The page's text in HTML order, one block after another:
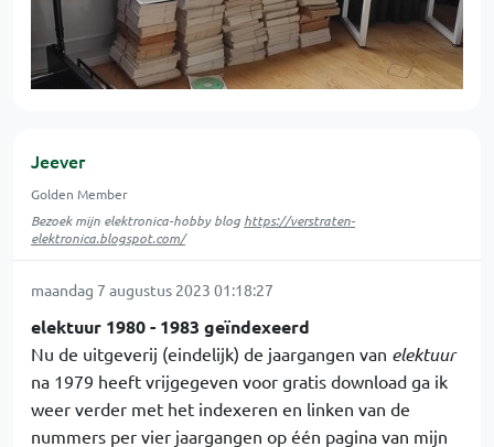
Jeever
Golden Member
Bezoek mijn elektronica-hobby blog https://verstraten-
elektronica.blogspot.com/
maandag 7 augustus 2023 01:18:27
elektuur 1980 - 1983 geïndexeerd
Nu de uitgeverij (eindelijk) de jaargangen van elektuur
na 1979 heeft vrijgegeven voor gratis download ga ik
weer verder met het indexeren en linken van de
nummers per vier jaargangen op één pagina van mijn